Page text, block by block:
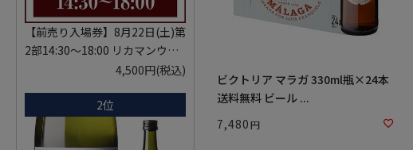
【前売り入場券】8月22日(土)第
2部14:30～18:00 リカマンウイ
スキーメッセ in京都 2026 1枚
中旬】にメールにて配信予定
※代引き決済不可
4,500円(税込)
2位
ビクトリア マラガ 330ml瓶×24本
送料無料 ビール ...
7,480